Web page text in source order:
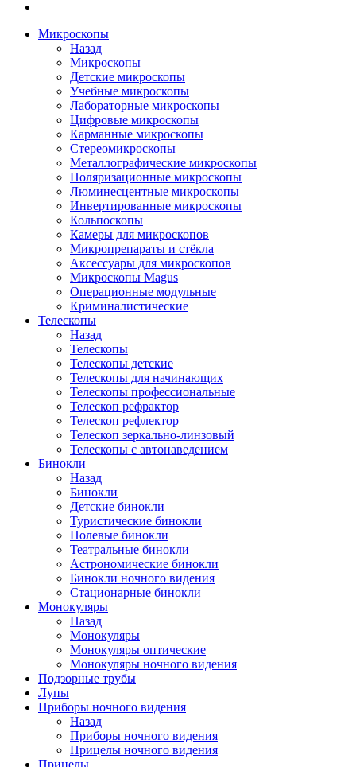
Микроскопы
Назад
Микроскопы
Детские микроскопы
Учебные микроскопы
Лабораторные микроскопы
Цифровые микроскопы
Карманные микроскопы
Стереомикроскопы
Металлографические микроскопы
Поляризационные микроскопы
Люминесцентные микроскопы
Инвертированные микроскопы
Кольпоскопы
Камеры для микроскопов
Микропрепараты и стёкла
Аксессуары для микроскопов
Микроскопы Magus
Операционные модульные
Криминалистические
Телескопы
Назад
Телескопы
Телескопы детские
Телескопы для начинающих
Телескопы профессиональные
Телескоп рефрактор
Телескоп рефлектор
Телескоп зеркально-линзовый
Телескопы с автонаведением
Бинокли
Назад
Бинокли
Детские бинокли
Туристические бинокли
Полевые бинокли
Театральные бинокли
Астрономические бинокли
Бинокли ночного видения
Стационарные бинокли
Монокуляры
Назад
Монокуляры
Монокуляры оптические
Монокуляры ночного видения
Подзорные трубы
Лупы
Приборы ночного видения
Назад
Приборы ночного видения
Прицелы ночного видения
Прицелы